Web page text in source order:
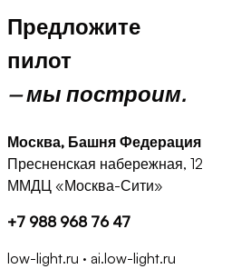
Предложите
пилот
— мы построим.
Москва, Башня Федерация
Пресненская набережная, 12
ММДЦ «Москва-Сити»
+7 988 968 76 47
low-light.ru · ai.low-light.ru